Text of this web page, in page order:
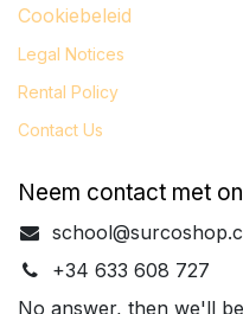
Cookiebeleid
Legal Notices
Rental Policy
Contact Us
Neem contact met
+34 633 608 727
No answer, then we'll